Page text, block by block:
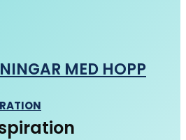
MED HOPP